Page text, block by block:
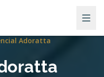
Adoratta